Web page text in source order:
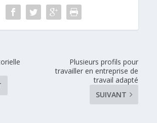
Plusieurs profils pour
travailler en entreprise de
travail adapté
SUIVANT